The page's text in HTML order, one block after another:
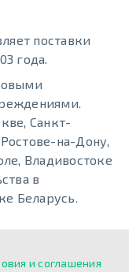
поставки
года.
Санкт-
на-Дону,
Владивостоке
в
Беларусь.
и соглашения